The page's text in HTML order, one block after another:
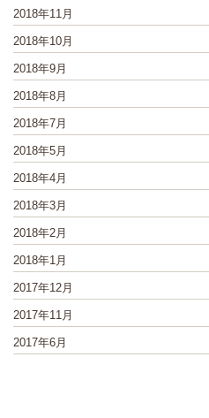
2018年11月
2018年10月
2018年9月
2018年8月
2018年7月
2018年5月
2018年4月
2018年3月
2018年2月
2018年1月
2017年12月
2017年11月
2017年6月